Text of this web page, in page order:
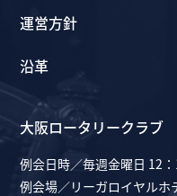
運営方針
沿革
大阪ロータリークラブ
例会日時／毎週金曜日 12
例会場／リーガロイヤル